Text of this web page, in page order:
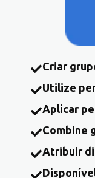
Criar
Utilize
Aplicar
Combine
Atribuir